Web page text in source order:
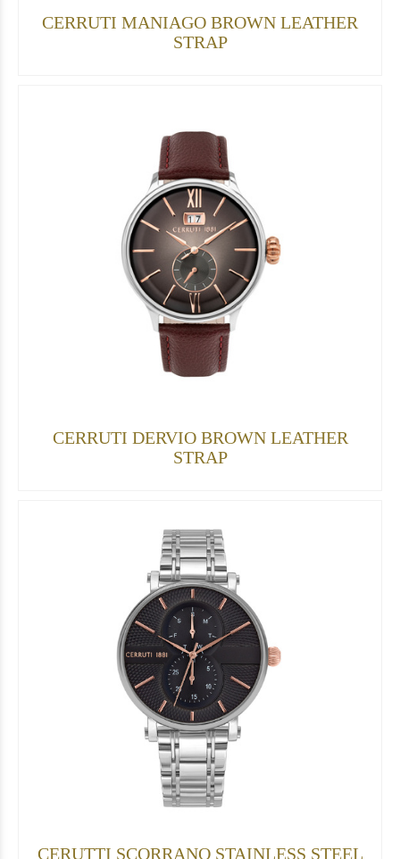
CERRUTI MANIAGO BROWN LEATHER
STRAP
CERRUTI DERVIO BROWN LEATHER
STRAP
CERUTTI SCORRANO STAINLESS STEEL